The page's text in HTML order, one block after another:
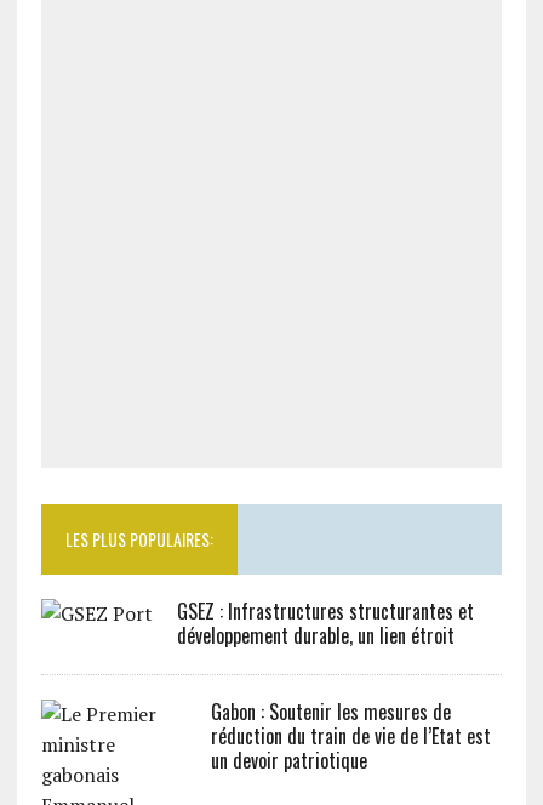
LES PLUS POPULAIRES:
GSEZ : Infrastructures structurantes et
développement durable, un lien étroit
Gabon : Soutenir les mesures de
réduction du train de vie de l’Etat est
un devoir patriotique